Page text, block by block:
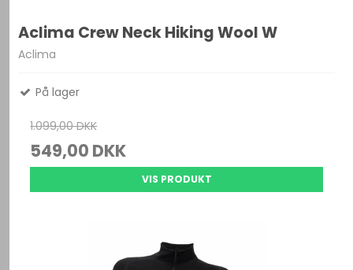
Aclima Crew Neck Hiking Wool W
Aclima
På lager
1.099,00 DKK
549,00 DKK
VIS PRODUKT